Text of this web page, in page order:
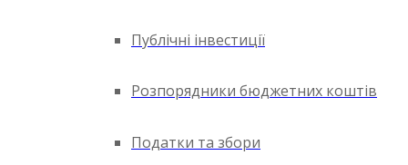
Публічні інвестиції
Розпорядники бюджетних коштів
Податки та збори